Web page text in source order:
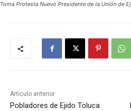
Toma Protesta Nuevo Presidente de la Unión de
Artículo anterior
Pobladores de Ejido Toluca